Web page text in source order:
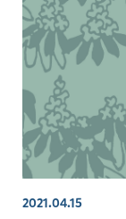
2021.04.15